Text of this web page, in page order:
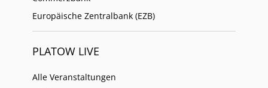
Europäische Zentralbank (EZB)
PLATOW LIVE
Alle Veranstaltungen